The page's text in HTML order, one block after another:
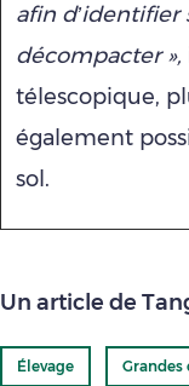
afin d’identifier
décompacter »,
télescopique,
également
sol.
Un article de
Élevage